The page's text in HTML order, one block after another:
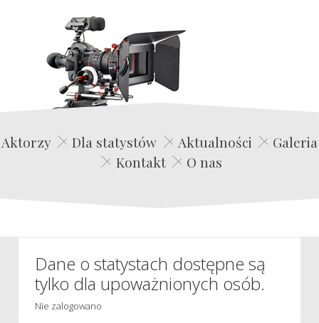
Edwin Film Agencja Aktorska
Aktorzy Dla statystów Aktualności
Galeria
Kontakt
O nas
Dane o statystach dostępne są
tylko dla upoważnionych osób.
Nie zalogowano